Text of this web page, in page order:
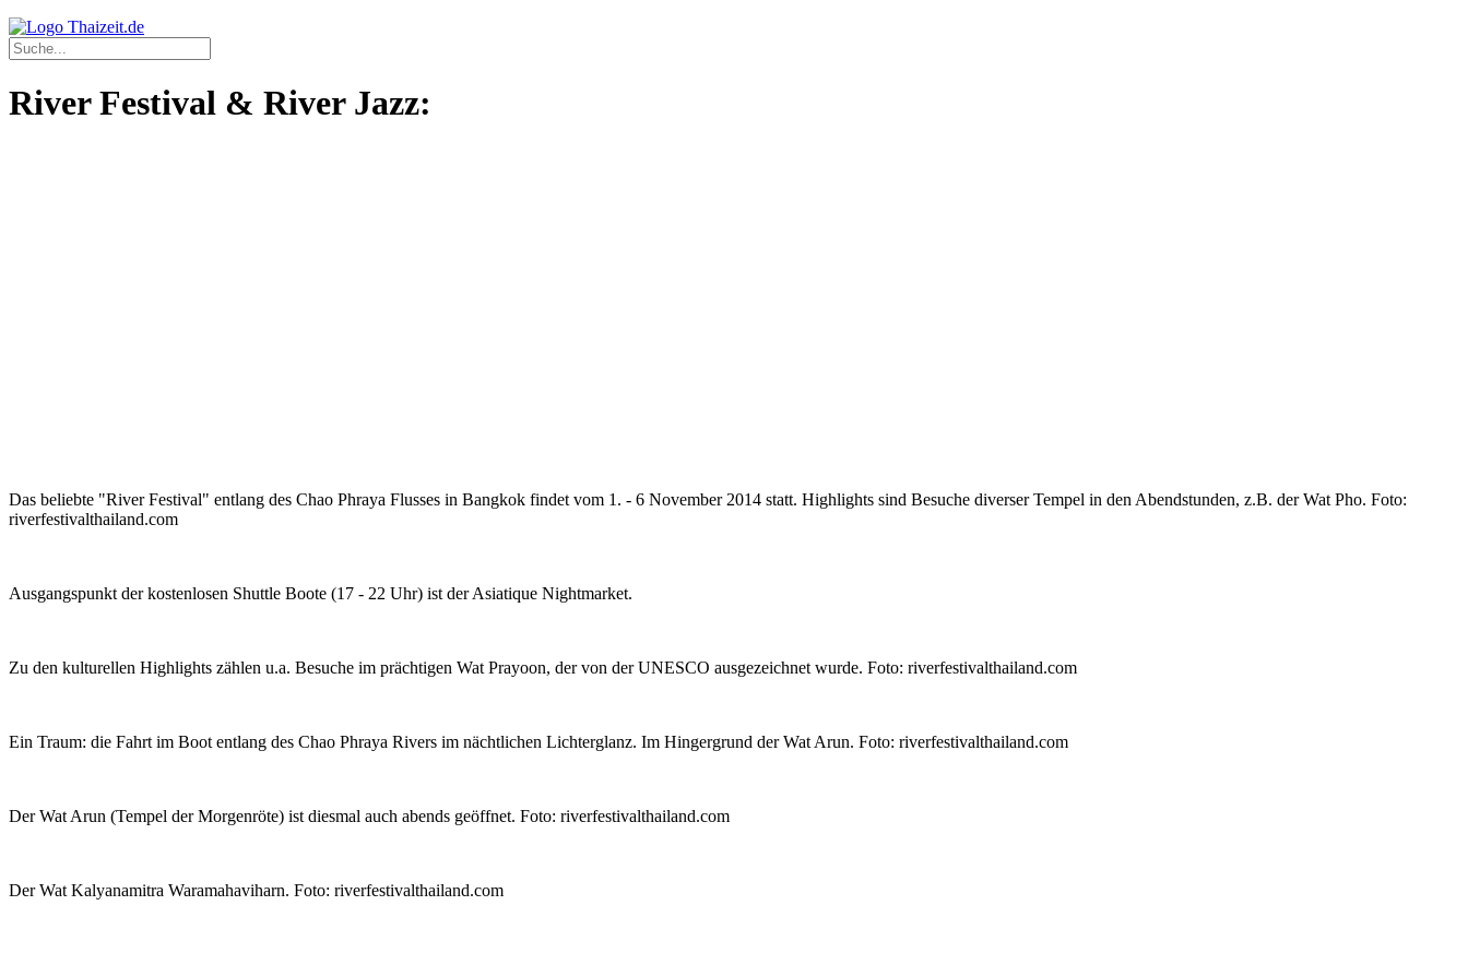
River Festival & River Jazz:
Das beliebte "River Festival" entlang des Chao Phraya Flusses in Bangkok findet vom 1. - 6 November 2014 statt. Highlights sind Besuche diverser Tempel in den Abendstunden, z.B. der Wat Pho. Foto:
riverfestivalthailand.com
Ausgangspunkt der kostenlosen Shuttle Boote (17 - 22 Uhr) ist der Asiatique Nightmarket.
Zu den kulturellen Highlights zählen u.a. Besuche im prächtigen Wat Prayoon, der von der UNESCO ausgezeichnet wurde. Foto: riverfestivalthailand.com
Ein Traum: die Fahrt im Boot entlang des Chao Phraya Rivers im nächtlichen Lichterglanz. Im Hingergrund der Wat Arun. Foto: riverfestivalthailand.com
Der Wat Arun (Tempel der Morgenröte) ist diesmal auch abends geöffnet. Foto: riverfestivalthailand.com
Der Wat Kalyanamitra Waramahaviharn. Foto: riverfestivalthailand.com